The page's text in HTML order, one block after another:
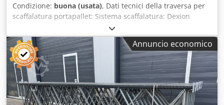
Condizione: buona (usata), Dati tecnici della traversa per
scaffalatura portapallet: Sistema scaffalatura: Dexion
(Hovik) Tipo: P 90 La fornitura comprende: 01x Traversa per
scaffalatura portapallet, usata Colore materiale: bianco
Profilo a I: 100 x 50 mm Gancio: 5 HK Luce libera: 1.800 mm
02x Perni di sicurezza, usati Esecuzione: zincato sendzimir
Per la messa in sicurezza delle traverse longitudinali I
vostri referenti nella nostra azienda: Sig.: Andre Evering
Sig.: Mario Klöver Crsdew R N Hyjpfx Aclof Sig.: Falk
Deutsch Informazioni generali sull’articolo: Questo articolo
Annuncio economico